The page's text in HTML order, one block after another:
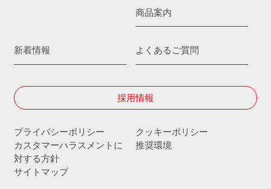
商品案内
新着情報 よくあるご質問
採用情報
プライバシーポリシー
クッキーポリシー
カスタマーハラスメントに
対する方針
推奨環境
サイトマップ